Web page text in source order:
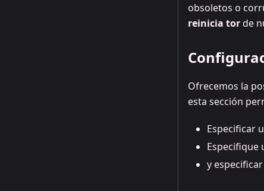
obsoletos o
reinicia torde
Ofrecemos la
esta sección
Especificar
Especifique
y